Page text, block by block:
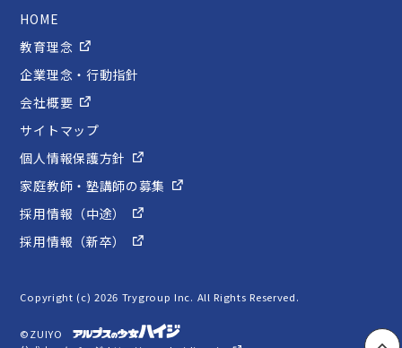
HOME
教育理念
企業理念・行動指針
会社概要
サイトマップ
個人情報保護方針
家庭教師・塾講師の募集
採用情報（中途）
採用情報（新卒）
Copyright (c) 2026 Trygroup Inc. All Rights Reserved.
©ZUIYO